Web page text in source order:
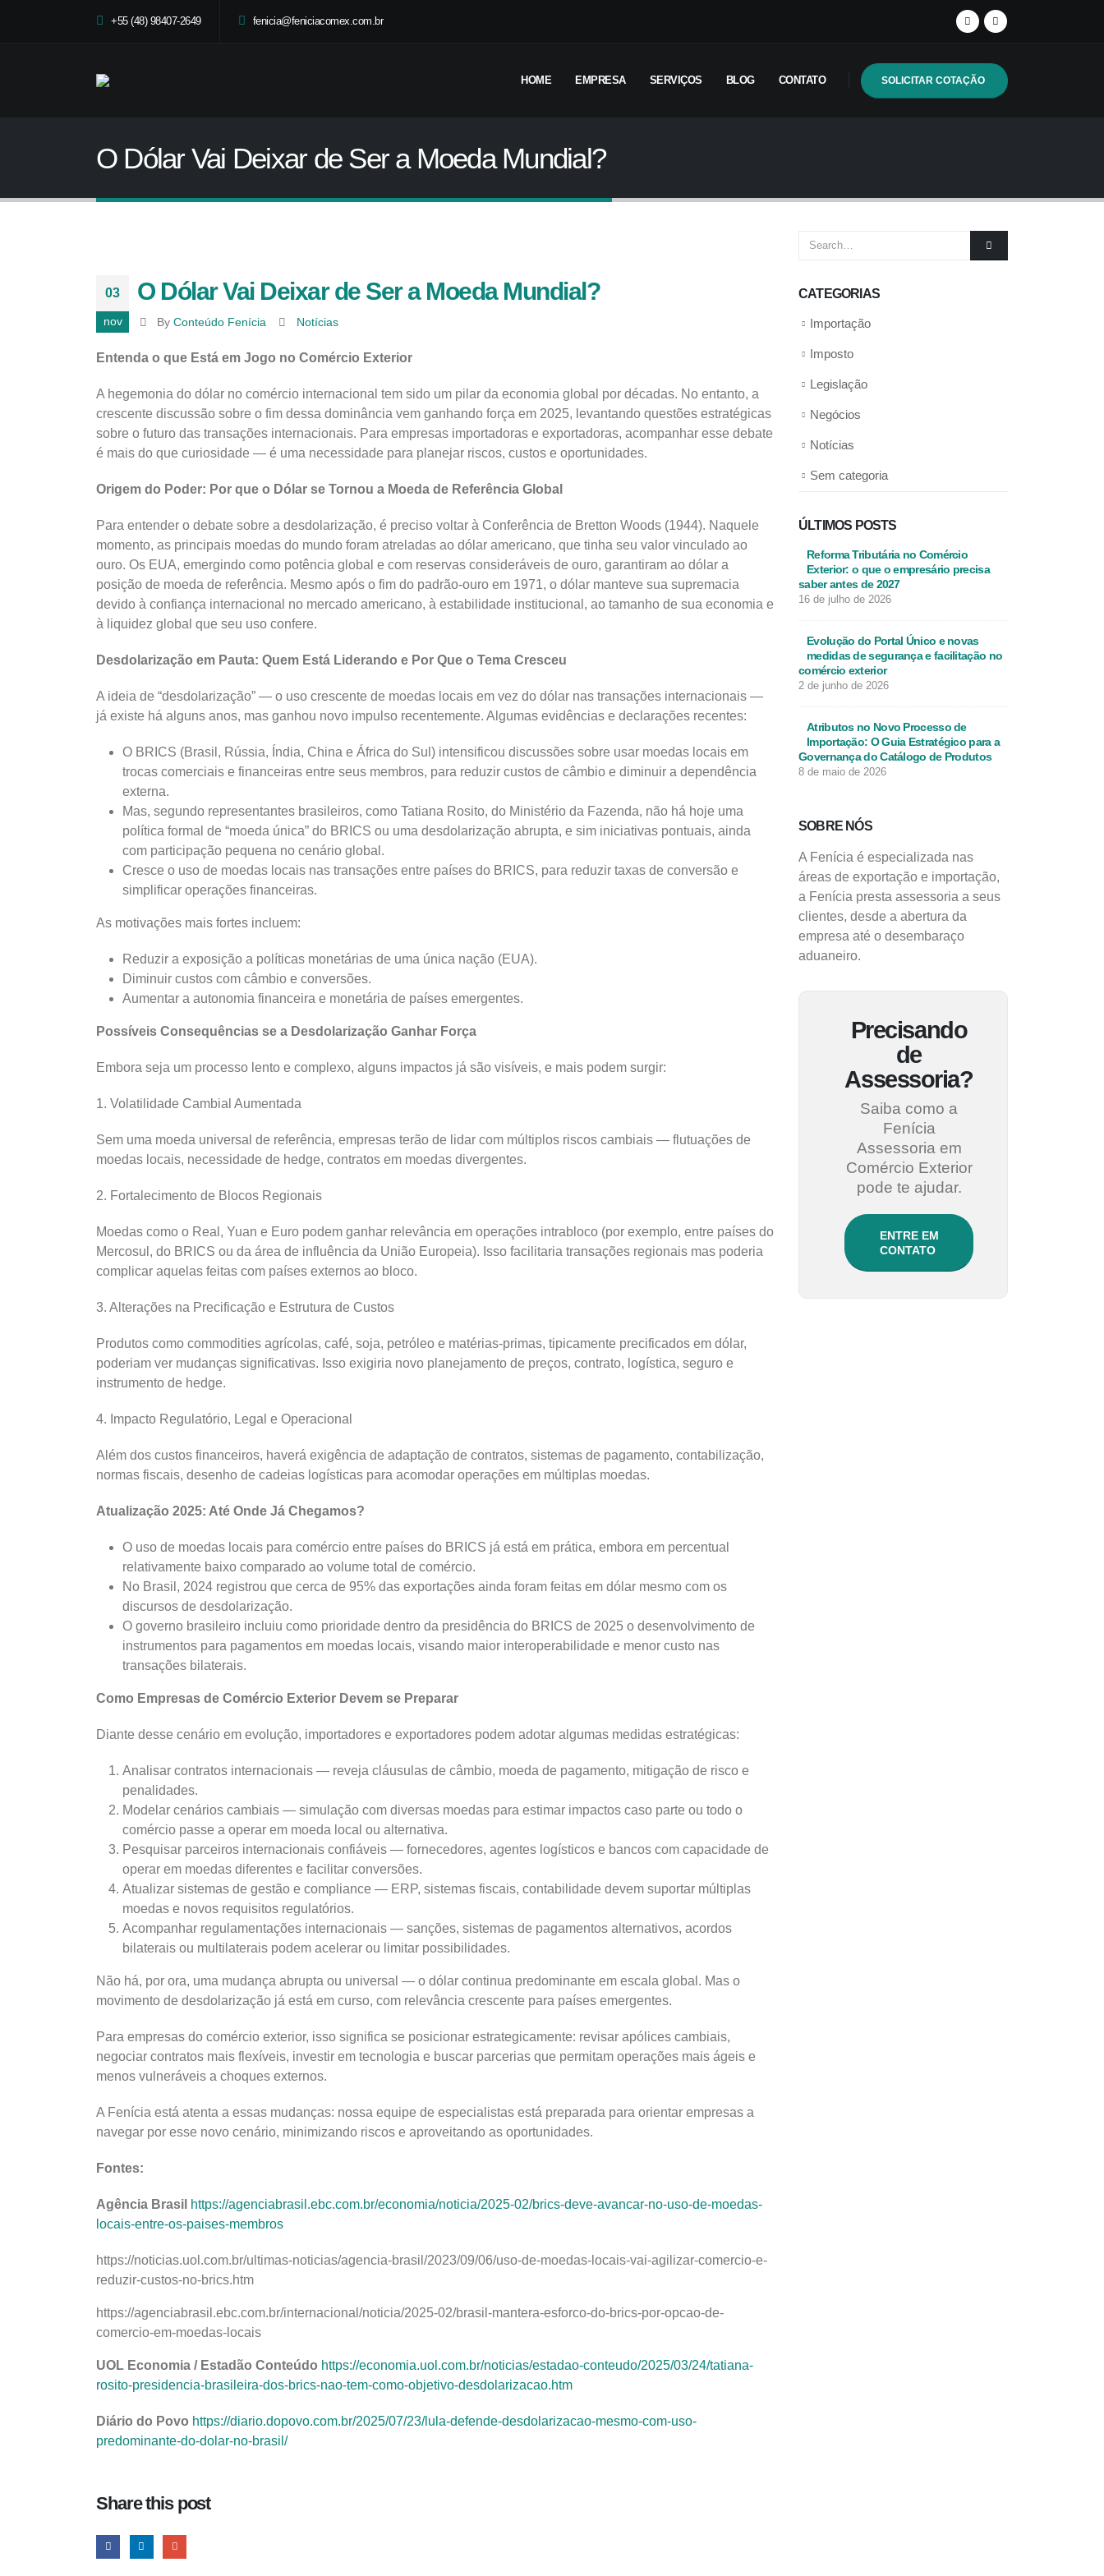
+55 (48) 98407-2649 fenicia@feniciacomex.com.br
HOME EMPRESA SERVIÇOS BLOG CONTATO SOLICITAR COTAÇÃO
O Dólar Vai Deixar de Ser a Moeda Mundial?
03
nov
O Dólar Vai Deixar de Ser a Moeda Mundial?
By Conteúdo Fenícia Notícias
Entenda o que Está em Jogo no Comércio Exterior
A hegemonia do dólar no comércio internacional tem sido um pilar da economia global por décadas. No entanto, a
crescente discussão sobre o fim dessa dominância vem ganhando força em 2025, levantando questões estratégicas
sobre o futuro das transações internacionais. Para empresas importadoras e exportadoras, acompanhar esse debate
é mais do que curiosidade — é uma necessidade para planejar riscos, custos e oportunidades.
Origem do Poder: Por que o Dólar se Tornou a Moeda de Referência Global
Para entender o debate sobre a desdolarização, é preciso voltar à Conferência de Bretton Woods (1944). Naquele
momento, as principais moedas do mundo foram atreladas ao dólar americano, que tinha seu valor vinculado ao
ouro. Os EUA, emergindo como potência global e com reservas consideráveis de ouro, garantiram ao dólar a
posição de moeda de referência. Mesmo após o fim do padrão-ouro em 1971, o dólar manteve sua supremacia
devido à confiança internacional no mercado americano, à estabilidade institucional, ao tamanho de sua economia e
à liquidez global que seu uso confere.
Desdolarização em Pauta: Quem Está Liderando e Por Que o Tema Cresceu
A ideia de “desdolarização” — o uso crescente de moedas locais em vez do dólar nas transações internacionais —
já existe há alguns anos, mas ganhou novo impulso recentemente. Algumas evidências e declarações recentes:
O BRICS (Brasil, Rússia, Índia, China e África do Sul) intensificou discussões sobre usar moedas locais em
trocas comerciais e financeiras entre seus membros, para reduzir custos de câmbio e diminuir a dependência
externa.
Mas, segundo representantes brasileiros, como Tatiana Rosito, do Ministério da Fazenda, não há hoje uma
política formal de “moeda única” do BRICS ou uma desdolarização abrupta, e sim iniciativas pontuais, ainda
com participação pequena no cenário global.
Cresce o uso de moedas locais nas transações entre países do BRICS, para reduzir taxas de conversão e
simplificar operações financeiras.
As motivações mais fortes incluem:
Reduzir a exposição a políticas monetárias de uma única nação (EUA).
Diminuir custos com câmbio e conversões.
Aumentar a autonomia financeira e monetária de países emergentes.
Possíveis Consequências se a Desdolarização Ganhar Força
Embora seja um processo lento e complexo, alguns impactos já são visíveis, e mais podem surgir:
1. Volatilidade Cambial Aumentada
Sem uma moeda universal de referência, empresas terão de lidar com múltiplos riscos cambiais — flutuações de
moedas locais, necessidade de hedge, contratos em moedas divergentes.
2. Fortalecimento de Blocos Regionais
Moedas como o Real, Yuan e Euro podem ganhar relevância em operações intrabloco (por exemplo, entre países do
Mercosul, do BRICS ou da área de influência da União Europeia). Isso facilitaria transações regionais mas poderia
complicar aquelas feitas com países externos ao bloco.
3. Alterações na Precificação e Estrutura de Custos
Produtos como commodities agrícolas, café, soja, petróleo e matérias-primas, tipicamente precificados em dólar,
poderiam ver mudanças significativas. Isso exigiria novo planejamento de preços, contrato, logística, seguro e
instrumento de hedge.
4. Impacto Regulatório, Legal e Operacional
Além dos custos financeiros, haverá exigência de adaptação de contratos, sistemas de pagamento, contabilização,
normas fiscais, desenho de cadeias logísticas para acomodar operações em múltiplas moedas.
Atualização 2025: Até Onde Já Chegamos?
O uso de moedas locais para comércio entre países do BRICS já está em prática, embora em percentual
relativamente baixo comparado ao volume total de comércio.
No Brasil, 2024 registrou que cerca de 95% das exportações ainda foram feitas em dólar mesmo com os
discursos de desdolarização.
O governo brasileiro incluiu como prioridade dentro da presidência do BRICS de 2025 o desenvolvimento de
instrumentos para pagamentos em moedas locais, visando maior interoperabilidade e menor custo nas
transações bilaterais.
Como Empresas de Comércio Exterior Devem se Preparar
Diante desse cenário em evolução, importadores e exportadores podem adotar algumas medidas estratégicas:
Analisar contratos internacionais — reveja cláusulas de câmbio, moeda de pagamento, mitigação de risco e
penalidades.
Modelar cenários cambiais — simulação com diversas moedas para estimar impactos caso parte ou todo o
comércio passe a operar em moeda local ou alternativa.
Pesquisar parceiros internacionais confiáveis — fornecedores, agentes logísticos e bancos com capacidade de
operar em moedas diferentes e facilitar conversões.
Atualizar sistemas de gestão e compliance — ERP, sistemas fiscais, contabilidade devem suportar múltiplas
moedas e novos requisitos regulatórios.
Acompanhar regulamentações internacionais — sanções, sistemas de pagamentos alternativos, acordos
bilaterais ou multilaterais podem acelerar ou limitar possibilidades.
Não há, por ora, uma mudança abrupta ou universal — o dólar continua predominante em escala global. Mas o
movimento de desdolarização já está em curso, com relevância crescente para países emergentes.
Para empresas do comércio exterior, isso significa se posicionar estrategicamente: revisar apólices cambiais,
negociar contratos mais flexíveis, investir em tecnologia e buscar parcerias que permitam operações mais ágeis e
menos vulneráveis a choques externos.
A Fenícia está atenta a essas mudanças: nossa equipe de especialistas está preparada para orientar empresas a
navegar por esse novo cenário, minimizando riscos e aproveitando as oportunidades.
Fontes:
Agência Brasil https://agenciabrasil.ebc.com.br/economia/noticia/2025-02/brics-deve-avancar-no-uso-de-moedas-
locais-entre-os-paises-membros
https://noticias.uol.com.br/ultimas-noticias/agencia-brasil/2023/09/06/uso-de-moedas-locais-vai-agilizar-comercio-e-
reduzir-custos-no-brics.htm
https://agenciabrasil.ebc.com.br/internacional/noticia/2025-02/brasil-mantera-esforco-do-brics-por-opcao-de-
comercio-em-moedas-locais
UOL Economia / Estadão Conteúdo https://economia.uol.com.br/noticias/estadao-conteudo/2025/03/24/tatiana-
rosito-presidencia-brasileira-dos-brics-nao-tem-como-objetivo-desdolarizacao.htm
Diário do Povo https://diario.dopovo.com.br/2025/07/23/lula-defende-desdolarizacao-mesmo-com-uso-
predominante-do-dolar-no-brasil/
Share this post
CATEGORIAS
Importação
Imposto
Legislação
Negócios
Notícias
Sem categoria
ÚLTIMOS POSTS
Reforma Tributária no Comércio
Exterior: o que o empresário precisa
saber antes de 2027
16 de julho de 2026
Evolução do Portal Único e novas
medidas de segurança e facilitação no
comércio exterior
2 de junho de 2026
Atributos no Novo Processo de
Importação: O Guia Estratégico para a
Governança do Catálogo de Produtos
8 de maio de 2026
SOBRE NÓS
A Fenícia é especializada nas
áreas de exportação e importação,
a Fenícia presta assessoria a seus
clientes, desde a abertura da
empresa até o desembaraço
aduaneiro.
Precisando
de
Assessoria?
Saiba como a
Fenícia
Assessoria em
Comércio Exterior
pode te ajudar.
ENTRE EM
CONTATO